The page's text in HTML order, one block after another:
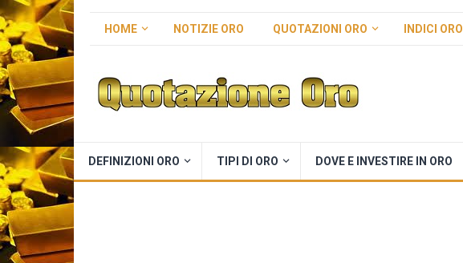
HOME NOTIZIE ORO QUOTAZIONI ORO INDICI ORO
DEFINIZIONI ORO TIPI DI ORO DOVE E INVESTIRE IN ORO